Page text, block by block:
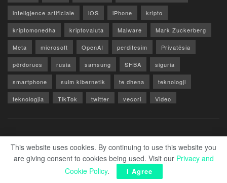
inteligjence artificiale iOS iPhone kripto
kriptomonedha kriptovaluta Malware Mark Zuckerberg
Meta microsoft OpenAI perditesim Privatësia
përdorues rusia samsung SHBA siguria
smartphone sulm kibernetik te dhena teknologji
teknologjia TikTok twitter vecori Video
© 2026 Zero1.al - Part of techzero1.com
This website uses cookies. By continuing to use this website you
are giving consent to cookies being used. Visit our Privacy and
Cookie Policy. I Agree